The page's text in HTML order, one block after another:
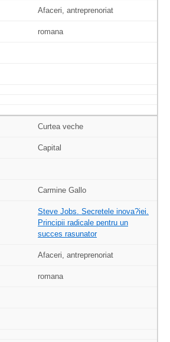
Afaceri, antreprenoriat
romana
Curtea veche
Capital
Carmine Gallo
Steve Jobs. Secretele inova?iei.
Principii radicale pentru un
succes rasunator
Afaceri, antreprenoriat
romana